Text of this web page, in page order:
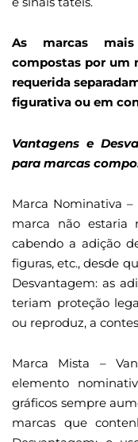
As marcas
compostas por um
requerida
figurativa ou em
Vantagens e
para marcas
Marca Nominativa
marca não estaria
cabendo a adição
figuras, etc., desde
Desvantagem: as
teriam proteção
ou reproduz, a
Marca Mista –
elemento
gráficos sempre
marcas que